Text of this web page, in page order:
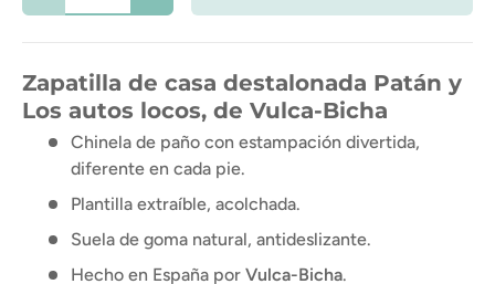
Zapatilla de casa destalonada Patán y
Los autos locos, de Vulca-Bicha
Chinela de paño con estampación divertida,
diferente en cada pie.
Plantilla extraíble, acolchada.
Suela de goma natural, antideslizante.
Hecho en España por Vulca-Bicha.